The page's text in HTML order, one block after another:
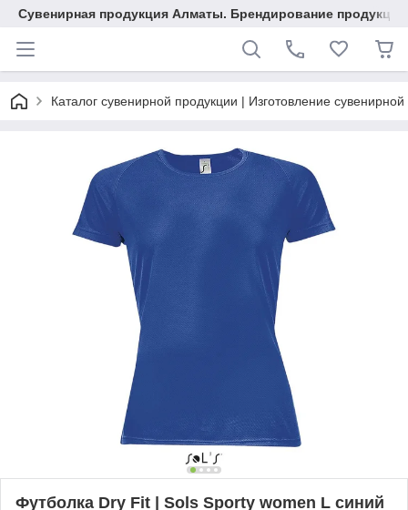
Сувенирная продукция Алматы. Брендирование
Каталог сувенирной продукции | Изготовление
Футболка Dry Fit | Sols Sporty women L синий